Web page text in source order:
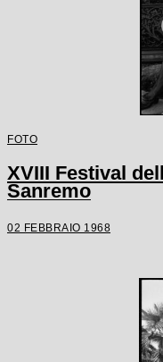
FOTO
XVIII Festival
Sanremo
02 FEBBRAIO 1968